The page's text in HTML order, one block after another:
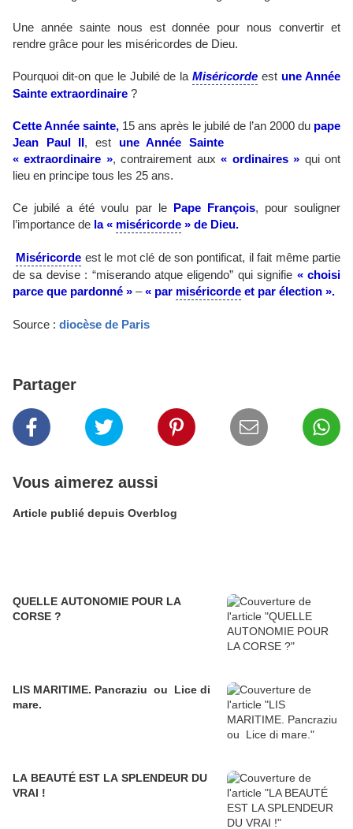
Une année sainte nous est donnée pour nous convertir et
rendre grâce pour les miséricordes de Dieu.
Pourquoi dit-on que le Jubilé de la Miséricorde est une Année
Sainte extraordinaire ?
Cette Année sainte, 15 ans après le jubilé de l’an 2000 du pape
Jean Paul II, est une Année Sainte
« extraordinaire », contrairement aux « ordinaires » qui ont
lieu en principe tous les 25 ans.
Ce jubilé a été voulu par lePape François, pour souligner
l’importance de la « miséricorde » de Dieu.
Miséricorde est le mot clé de son pontificat, il fait même partie
de sa devise : “miserando atque eligendo” qui signifie « choisi
parce que pardonné » –« par miséricorde et par élection ».
Source : diocèse de Paris
Partager
Vous aimerez aussi
Article publié depuis Overblog
QUELLE AUTONOMIE POUR LA
CORSE ?
LIS MARITIME. Pancraziu ou Lice di
mare.
LA BEAUTÉ EST LA SPLENDEUR DU
VRAI !